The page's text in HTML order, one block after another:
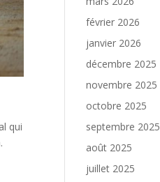
qui
février 2026
janvier 2026
décembre 2025
novembre 2025
octobre 2025
septembre 2025
août 2025
juillet 2025